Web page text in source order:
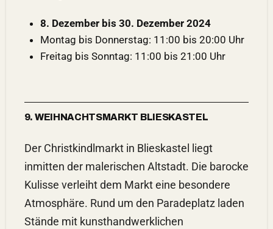
8. Dezember bis 30. Dezember 2024
Montag bis Donnerstag: 11:00 bis 20:00 Uhr
Freitag bis Sonntag: 11:00 bis 21:00 Uhr
9. WEIHNACHTSMARKT BLIESKASTEL
Der Christkindlmarkt in Blieskastel liegt
inmitten der malerischen Altstadt. Die barocke
Kulisse verleiht dem Markt eine besondere
Atmosphäre. Rund um den Paradeplatz laden
Stände mit kunsthandwerklichen